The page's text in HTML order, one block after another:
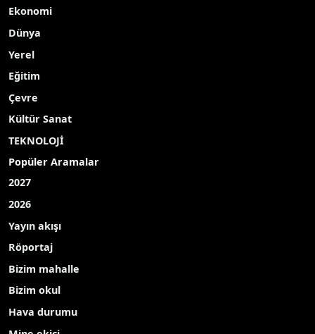
Ekonomi
Dünya
Yerel
Eğitim
Çevre
Kültür Sanat
TEKNOLOJİ
Popüler Aramalar
2027
2026
Yayın akışı
Röportaj
Bizim mahalle
Bizim okul
Hava durumu